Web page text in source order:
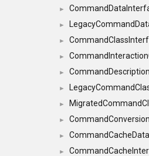
►
►
►
►
►
►
►
►
► CommandCacheData
►